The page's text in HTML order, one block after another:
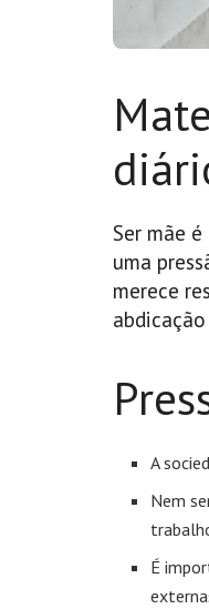
Ser mãe
uma
merece
A
Nem
É